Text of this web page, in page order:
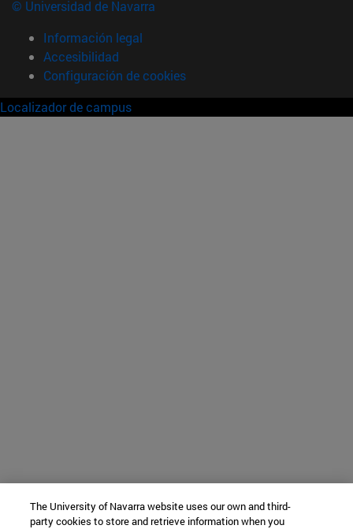
© Universidad de Navarra
Información legal
Accesibilidad
Configuración de cookies
Localizador de campus
The University of Navarra website uses our own and third-
party cookies to store and retrieve information when you